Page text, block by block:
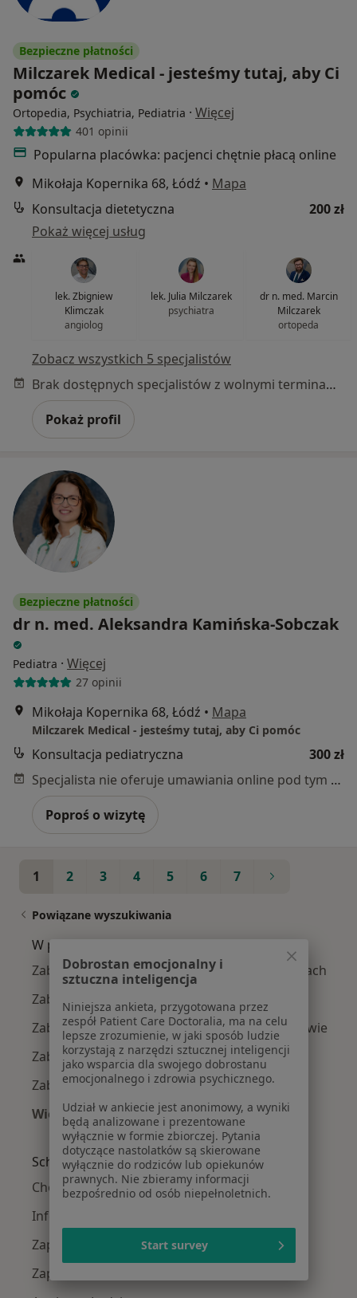
Bezpieczne płatności
Milczarek Medical - jesteśmy tutaj, aby Ci
pomóc
Ortopedia, Psychiatria, Pediatria · Więcej
401 opinii
Popularna placówka: pacjenci chętnie płacą online
Mikołaja Kopernika 68, Łódź • Mapa
Konsultacja dietetyczna
200 zł
Pokaż więcej usług
lek. Zbigniew
Klimczak
angiolog
lek. Julia Milczarek
psychiatra
dr n. med. Marcin
Milczarek
ortopeda
Zobacz wszystkich 5 specjalistów
Brak dostępnych specjalistów z wolnymi terminami w tym centrum medycznym.
Pokaż profil
Bezpieczne płatności
dr n. med. Aleksandra Kamińska-Sobczak
Pediatra · Więcej
27 opinii
Mikołaja Kopernika 68, Łódź • Mapa
Milczarek Medical - jesteśmy tutaj, aby Ci pomóc
Konsultacja pediatryczna
300 zł
Specjalista nie oferuje umawiania online pod tym adresem.
Poproś o wizytę
1 2 3 4 5 6 7
Powiązane wyszukiwania
W pobliżu Łodzi
Zaburzenia napięcia mięśniowego w Pabianicach
Zaburzenia napięcia mięśniowego w Łasku
Zaburzenia napięcia mięśniowego w Bełchatowie
Zaburzenia napięcia mięśniowego w Rzgowie
Zaburzenia napięcia mięśniowego w Tuszynie
Więcej (1)
Więcej w kategorii: W pobliżu Łodzi
Schorzenia w Łodzi
Choroby wieku dziecięcego w Łodzi
Infekcje dróg oddechowych w Łodzi
Zapalenie płuc w Łodzi
Zapalenie oskrzeli w Łodzi
Dobrostan emocjonalny i
sztuczna inteligencja
Niniejsza ankieta, przygotowana przez
zespół Patient Care Doctoralia, ma na celu
lepsze zrozumienie, w jaki sposób ludzie
korzystają z narzędzi sztucznej inteligencji
jako wsparcia dla swojego dobrostanu
emocjonalnego i zdrowia psychicznego.
Udział w ankiecie jest anonimowy, a wyniki
będą analizowane i prezentowane
wyłącznie w formie zbiorczej. Pytania
dotyczące nastolatków są skierowane
wyłącznie do rodziców lub opiekunów
prawnych. Nie zbieramy informacji
bezpośrednio od osób niepełnoletnich.
Start survey